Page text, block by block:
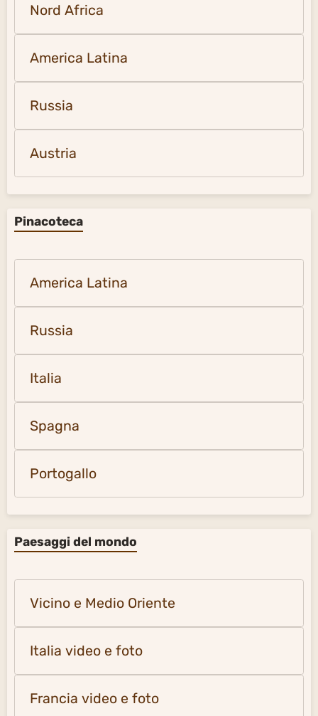
Nord Africa
America Latina
Russia
Austria
Pinacoteca
America Latina
Russia
Italia
Spagna
Portogallo
Paesaggi del mondo
Vicino e Medio Oriente
Italia video e foto
Francia video e foto